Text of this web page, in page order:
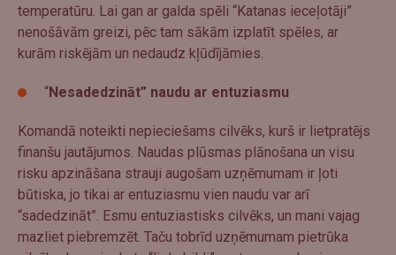
temperatūru. Lai gan ar galda spēli “Katanas ieceļotāji”
nenošāvām greizi, pēc tam sākām izplatīt spēles, ar
kurām riskējām un nedaudz kļūdījāmies.
“Nesadedzināt” naudu ar entuziasmu
Komandā noteikti nepieciešams cilvēks, kurš ir lietpratējs
finanšu jautājumos. Naudas plūsmas plānošana un visu
risku apzināšana strauji augošam uzņēmumam ir ļoti
būtiska, jo tikai ar entuziasmu vien naudu var arī
“sadedzināt”. Esmu entuziastisks cilvēks, un mani vajag
mazliet piebremzēt. Taču tobrīd uzņēmumam pietrūka